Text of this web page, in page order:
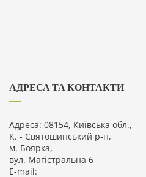
АДРЕСА ТА КОНТАКТИ
Адреса: 08154, Київська обл.,
К. - Святошинський р-н,
м. Боярка,
вул. Магістральна 6
E-mail: